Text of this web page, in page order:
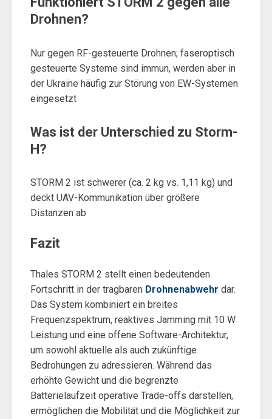
Drohnen?
Nur gegen RF-gesteuerte Drohnen; faseroptisch
gesteuerte Systeme sind immun, werden aber in
der Ukraine häufig zur Störung von EW-Systemen
eingesetzt
Was ist der Unterschied zu Storm-
H?
STORM 2 ist schwerer (ca. 2 kg vs. 1,11 kg) und
deckt UAV-Kommunikation über größere
Distanzen ab
Fazit
Thales STORM 2 stellt einen bedeutenden
Fortschritt in der tragbaren Drohnenabwehr dar.
Das System kombiniert ein breites
Frequenzspektrum, reaktives Jamming mit 10 W
Leistung und eine offene Software-Architektur,
um sowohl aktuelle als auch zukünftige
Bedrohungen zu adressieren. Während das
erhöhte Gewicht und die begrenzte
Batterielaufzeit operative Trade-offs darstellen,
ermöglichen die Mobilität und die Möglichkeit zur